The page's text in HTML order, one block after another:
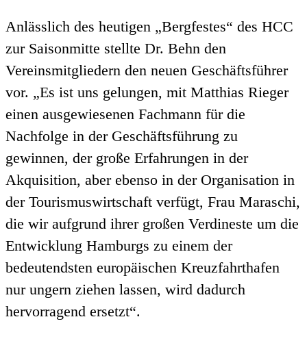
Anlässlich des heutigen „Bergfestes“ des HCC
zur Saisonmitte stellte Dr. Behn den
Vereinsmitgliedern den neuen Geschäftsführer
vor. „Es ist uns gelungen, mit Matthias Rieger
einen ausgewiesenen Fachmann für die
Nachfolge in der Geschäftsführung zu
gewinnen, der große Erfahrungen in der
Akquisition, aber ebenso in der Organisation in
der Tourismuswirtschaft verfügt, Frau Maraschi,
die wir aufgrund ihrer großen Verdineste um die
Entwicklung Hamburgs zu einem der
bedeutendsten europäischen Kreuzfahrthafen
nur ungern ziehen lassen, wird dadurch
hervorragend ersetzt“.